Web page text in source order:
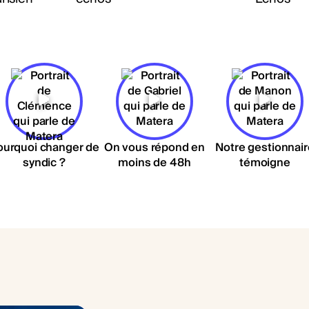
changer de
syndic ?
On vous répond en
moins de 48h
Notre
témoigne